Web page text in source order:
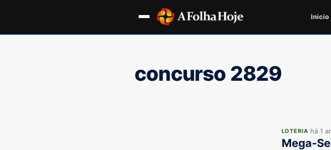
Inicio
concurso 2829
LOTERIA há 1
Mega-